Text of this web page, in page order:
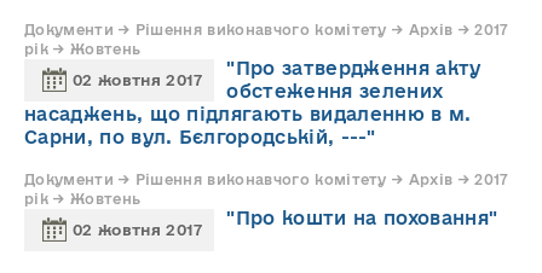
Документи → Рішення виконавчого комітету → Архів → 2017
рік → Жовтень
02 жовтня 2017
"Про затвердження акту
обстеження зелених
насаджень, що підлягають видаленню в м.
Сарни, по вул. Бєлгородській, ---"
Документи → Рішення виконавчого комітету → Архів → 2017
рік → Жовтень
02 жовтня 2017
"Про кошти на поховання"